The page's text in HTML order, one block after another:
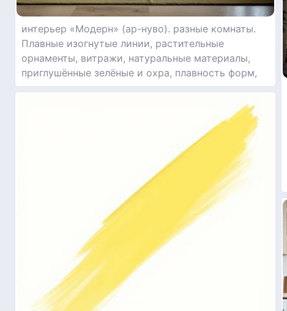
интерьер «Модерн» (ар-нуво). разные комнаты.
Плавные изогнутые линии, растительные
орнаменты, витражи, натуральные материалы,
приглушённые зелёные и охра, плавность форм,